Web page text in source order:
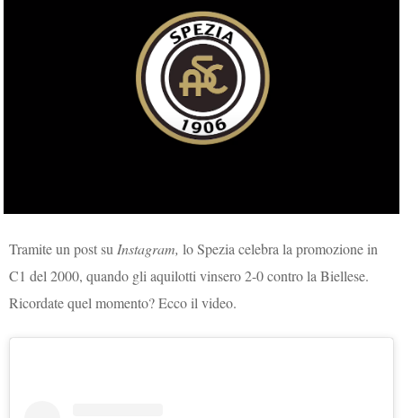
Tramite un post su Instagram,lo Spezia celebra la promozione in
C1 del 2000, quando gli aquilotti vinsero 2-0 contro la Biellese.
Ricordate quel momento? Ecco il video.